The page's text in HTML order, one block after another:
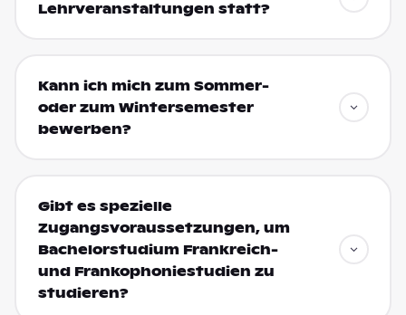
Lehrveranstaltungen statt?
Kann ich mich zum Sommer-
oder zum Wintersemester
bewerben?
Gibt es spezielle
Zugangsvoraussetzungen, um
Bachelorstudium Frankreich-
und Frankophoniestudien zu
studieren?